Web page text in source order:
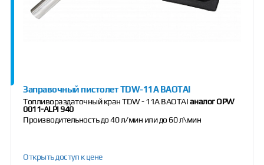
Заправочный пистолет TDW-11А BAOTAI
Топливораздаточный кран TDW - 11А BAOTAIаналог OPW
0011-ALPI 940
Производительность до 40 л/мин или до 60 л\мин
Открыть доступ к цене